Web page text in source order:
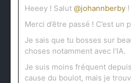
Heeey ! Salut @johannberby !
Merci d’être passé ! C’est un
Je sais que tu bosses sur
choses notamment avec l’IA.
Je suis moins fréquent
cause du boulot, mais je